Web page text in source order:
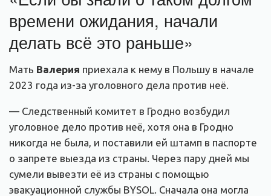
времени ожидания, начали
делать всё это раньше»
Мать Валерия приехала к нему в Польшу в начале
2023 года из-за уголовного дела против неё.
— Следственный комитет в Гродно возбудил
уголовное дело против неё, хотя она в Гродно
никогда не была, и поставили ей штамп в паспорте
о запрете выезда из страны. Через пару дней мы
сумели вывезти её из страны с помощью
эвакуационной службы BYSOL. Сначала она могла